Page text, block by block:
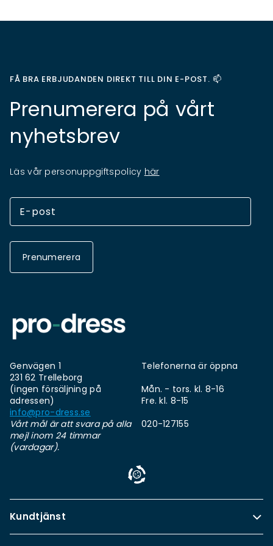
FÅ BRA ERBJUDANDEN DIREKT TILL DIN E-POST. 📫
Prenumerera på vårt
nyhetsbrev
Läs vår personuppgiftspolicy här
Prenumerera
Genvägen 1
231 62 Trelleborg
(ingen försäljning på
adressen)
info@pro-dress.se
Vårt mål är att svara på alla
mejl inom 24 timmar
(vardagar).
Telefonerna är öppna
Mån. - tors. kl. 8-16
Fre. kl. 8-15
020-127155
Kundtjänst